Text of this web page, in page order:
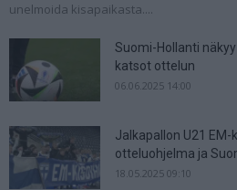
unelmoida kisapaikasta....
Suomi-Hollanti
katsot ottelun
06.06.2025 14:00
Jalkapallon U21
otteluohjelma ja
18.05.2025 09:10